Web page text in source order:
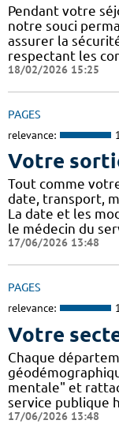
Pendant votre
notre souci
assurer la
respectant les
18/02/2026 15:25
PAGES
relevance:
Votre
Tout comme
date, transport,
La date et les
le médecin du
17/06/2026 13:48
PAGES
relevance:
Votre
Chaque
mentale" et
service publique
17/06/2026 13:48